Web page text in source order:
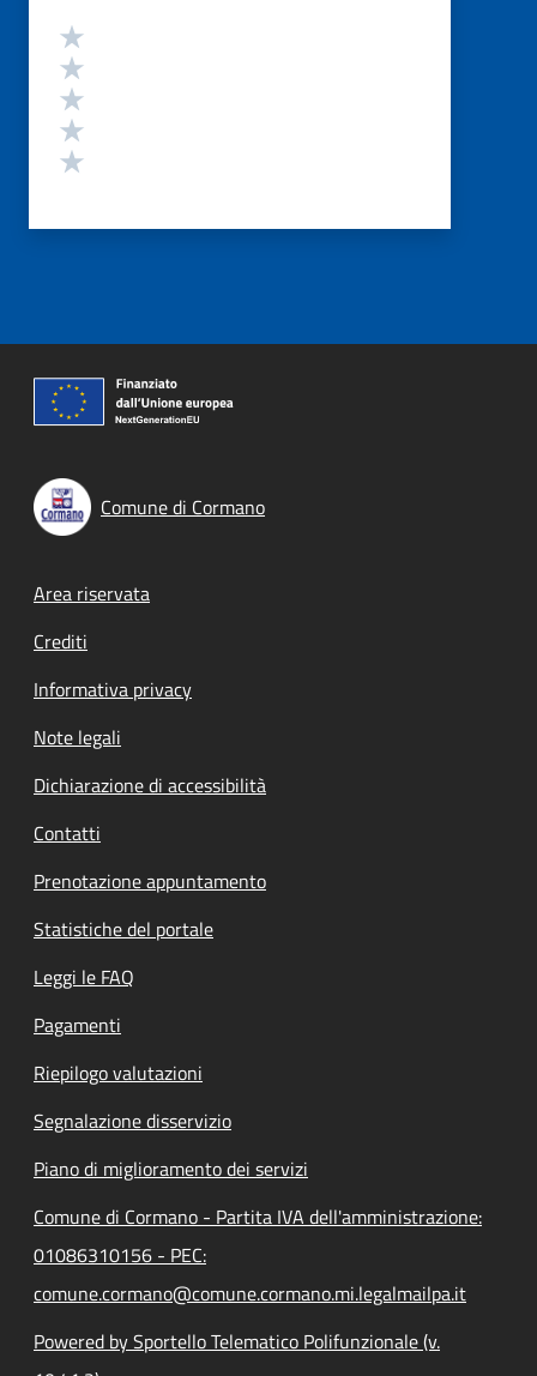
Valutazione
Comune di Cormano
Footer menu
Area riservata
Crediti
Informativa privacy
Note legali
Dichiarazione di accessibilità
Contatti
Prenotazione appuntamento
Statistiche del portale
Leggi le FAQ
Pagamenti
Riepilogo valutazioni
Segnalazione disservizio
Piano di miglioramento dei servizi
Comune di Cormano - Partita IVA dell'amministrazione:
01086310156 - PEC:
comune.cormano@comune.cormano.mi.legalmailpa.it
Powered by Sportello Telematico Polifunzionale (v.